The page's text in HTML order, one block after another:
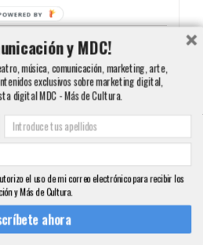
los derechos reservados |Aviso legal -
- Política de Cookies
- 915 221 343.
PinterestInstagram
y MDC!
música, comunicación, marketing, arte,
exclusivos sobre marketing digital,
digital MDC - Más de Cultura.
ahora
el uso de mi correo electrónico para recibir los
y Más de Cultura.
BY